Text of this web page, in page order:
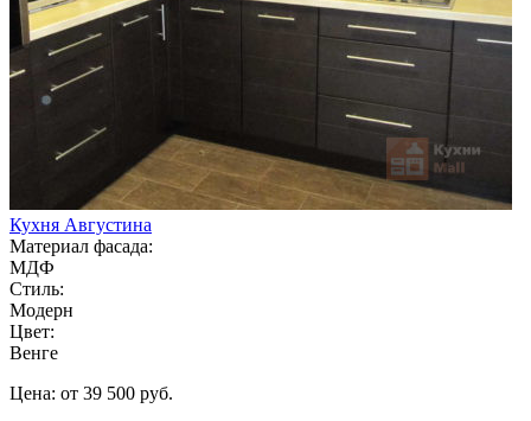
Кухня Августина
Материал фасада:
МДФ
Стиль:
Модерн
Цвет:
Венге
Цена: от 39 500 руб.